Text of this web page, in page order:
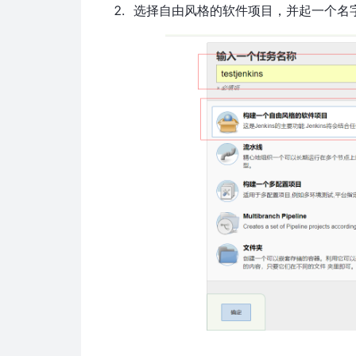
选择自由风格的软件项目，并起一个名